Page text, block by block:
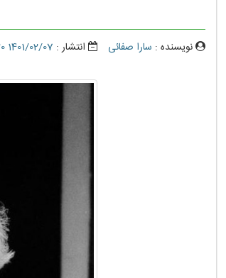
نویسنده : سارا صفائی انتشار : 1401/02/07 2:20 PM